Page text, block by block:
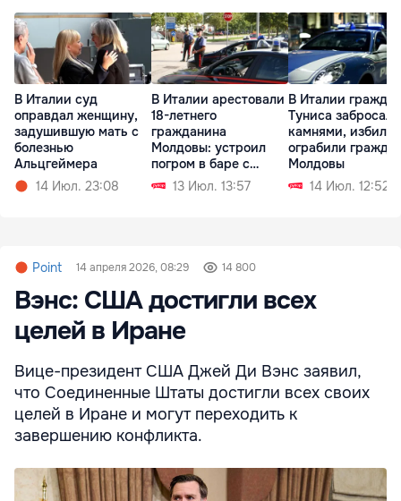
В Италии суд
оправдал женщину,
задушившую мать с
болезнью
Альцгеймера
14 Июл. 23:08
В Италии арестовали
18-летнего
гражданина
Молдовы: устроил
погром в баре с
мачете13 Июл. 13:57
В Италии
Туниса забросали
камнями, избили
ограбили
Молдовы
14 Июл. 12:52
Point 14 апреля 2026, 08:29 14 800
Вэнс: США достигли всех
целей в Иране
Вице-президент США Джей Ди Вэнс заявил,
что Соединенные Штаты достигли всех своих
целей в Иране и могут переходить к
завершению конфликта.